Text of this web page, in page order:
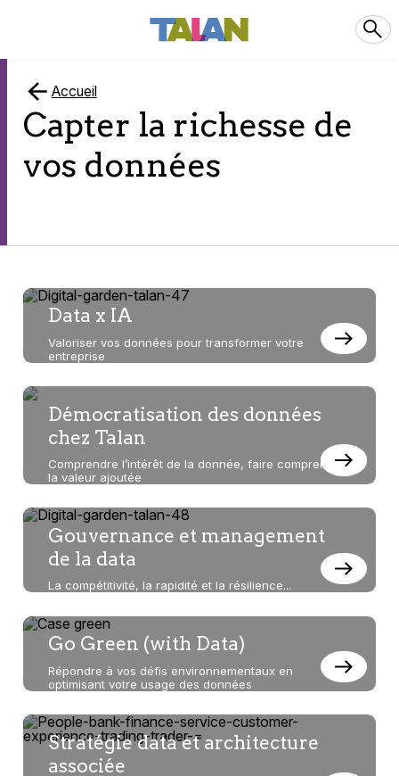
Accueil
Capter la richesse de
vos données
Toutes
nos
pages
dans
cette
rubrique
Data x IA
Valoriser vos données pour transformer votre
entreprise
Démocratisation des données
chez Talan
Comprendre l’intérêt de la donnée, faire comprendre
la valeur ajoutée
Gouvernance et management
de la data
La compétitivité, la rapidité et la résilience...
Go Green (with Data)
Répondre à vos défis environnementaux en
optimisant votre usage des données
Stratégie data et architecture
associée